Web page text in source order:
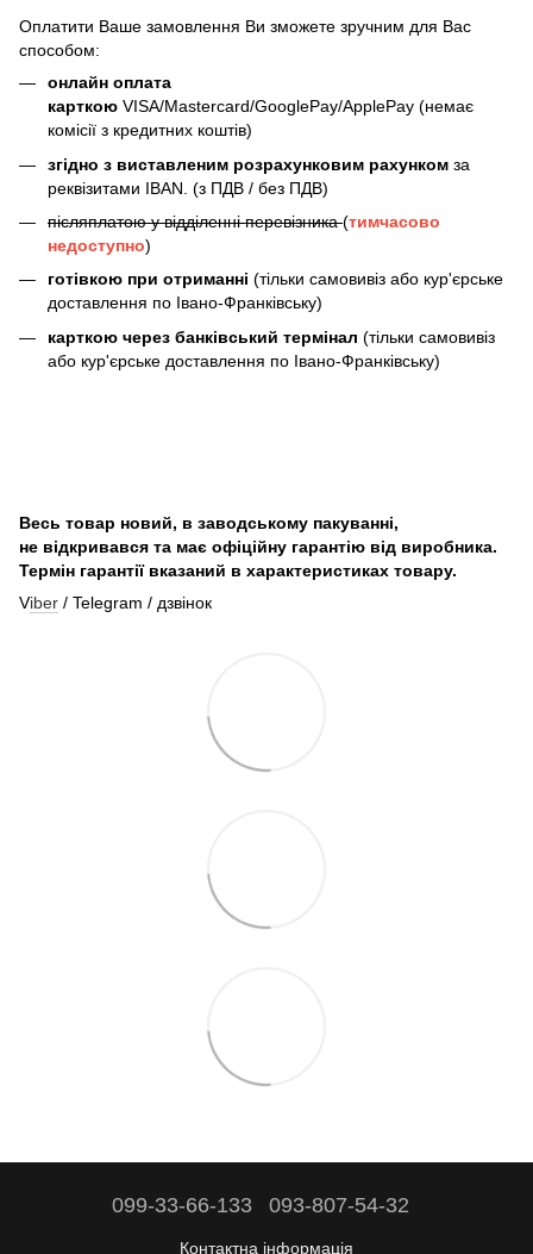
Оплатити Ваше замовлення Ви зможете зручним для Вас
способом:
онлайн оплата
карткою VISA/Mastercard/GooglePay/ApplePay (немає
комісії з кредитних коштів)
згідно з виставленим розрахунковим рахунком за
реквізитами IBAN. (з ПДВ / без ПДВ)
післяплатою у відділенні перевізника(тимчасово
недоступно)
готівкою при отриманні (тільки самовивіз або кур'єрське
доставлення по Івано-Франківську)
карткою через банківський термінал (тільки самовивіз
або кур'єрське доставлення по Івано-Франківську)
Весь товар новий, в заводському пакуванні,
не відкривався та має офіційну гарантію від виробника.
Термін гарантії вказаний в характеристиках товару.
Viber / Telegram / дзвінок
099-33-66-133 093-807-54-32
Контактна інформація